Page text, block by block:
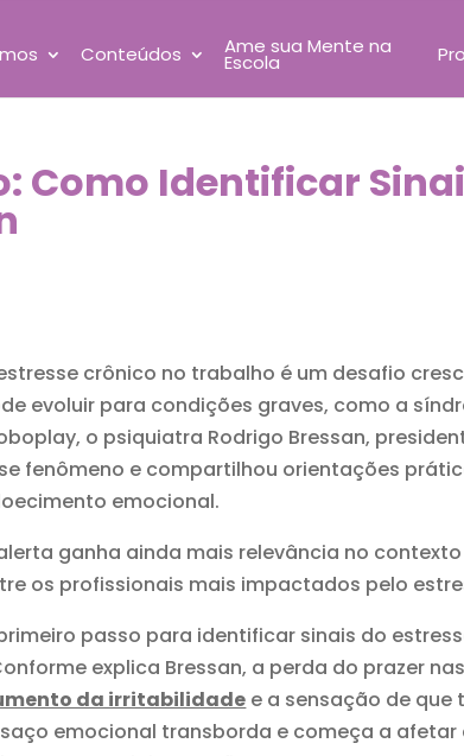
Conteúdos Ame sua Mente na
Escola
Como Identificar
crônico no trabalho é um desafio
evoluir para condições graves, como a
o psiquiatra Rodrigo Bressan,
fenômeno e compartilhou orientações
emocional.
ganha ainda mais relevância no
os profissionais mais impactados pelo
passo para identificar sinais do
explica Bressan, a perda do prazer
da irritabilidade e a sensação de
emocional transborda e começa a afetar